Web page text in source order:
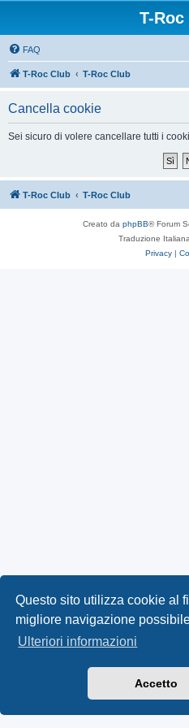
Questo sito utilizza cookie al
migliore navigazione
Ulteriori informazioni
Accetto
T-Roc
FAQ
T-Roc Club T-Roc Club
Cancella cookie
Sei sicuro di volere cancellare tutti i
T-Roc Club T-Roc Club
Creato da phpBB® Forum
Traduzione Italiana
Privacy |